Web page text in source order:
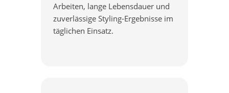
Arbeiten, lange Lebensdauer und
zuverlässige Styling-Ergebnisse im
täglichen Einsatz.